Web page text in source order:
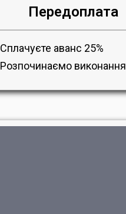
Передоплата
Сплачуєте аванс 25%
Розпочинаємо виконання